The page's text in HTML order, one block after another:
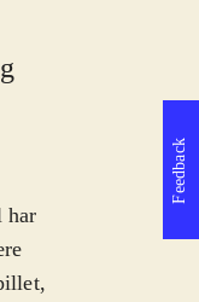
har
Feedback